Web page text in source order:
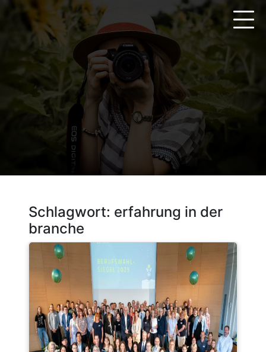
springen
Schlagwort: erfahrung in der
branche